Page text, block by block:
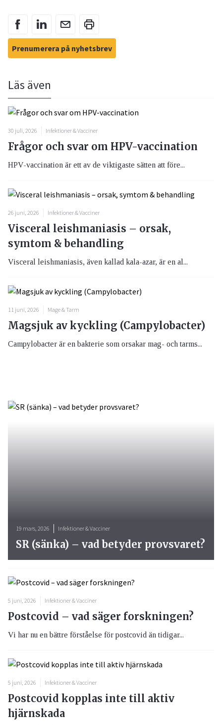
Prenumerera på nyhetsbrev
Läs även
30 juli, 2026 Infektioner & Vacciner
Frågor och svar om HPV-vaccination
HPV-vaccination är ett av de viktigaste sätten att före...
26 juni, 2026 Infektioner & Vacciner
Visceral leishmaniasis – orsak,
symtom & behandling
Visceral leishmaniasis, även kallad kala-azar, är en al...
11 juni, 2026 Mage & Tarm
Magsjuk av kyckling (Campylobacter)
Campylobacter är en bakterie som orsakar mag- och tarms...
5 juni, 2026 Infektioner & Vacciner
Postcovid – vad säger forskningen?
Vi har nu en bättre förståelse för postcovid än tidigar...
5 juni, 2026 Infektioner & Vacciner
Postcovid kopplas inte till aktiv
hjärnskada
19 mars, 2026 Infektioner & Vacciner
SR (sänka) – vad betyder provsvaret?